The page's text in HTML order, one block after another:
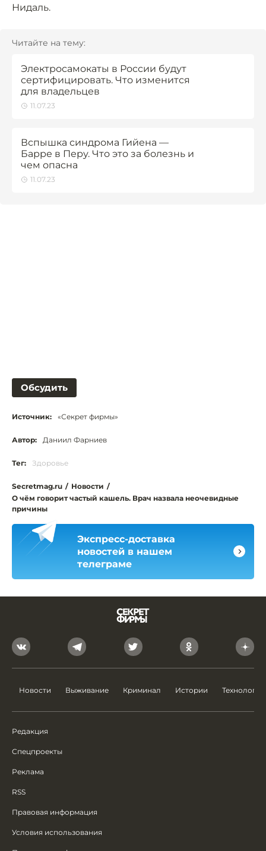
Нидаль.
Читайте на тему:
Электросамокаты в России будут
сертифицировать. Что изменится
для владельцев
11.07.23
Вспышка синдрома Гийена —
Барре в Перу. Что это за болезнь и
чем опасна
11.07.23
Обсудить
Источник: «Секрет фирмы»
Автор: Даниил Фарниев
Тег: Здоровье
Secretmag.ru / Новости /
О чём говорит частый кашель. Врач назвала неочевидные
причины
Экспресс-доставка
новостей в нашем
телеграме
Новости Выживание Криминал Истории Технологии
Редакция
Спецпроекты
Реклама
RSS
Правовая информация
Условия использования